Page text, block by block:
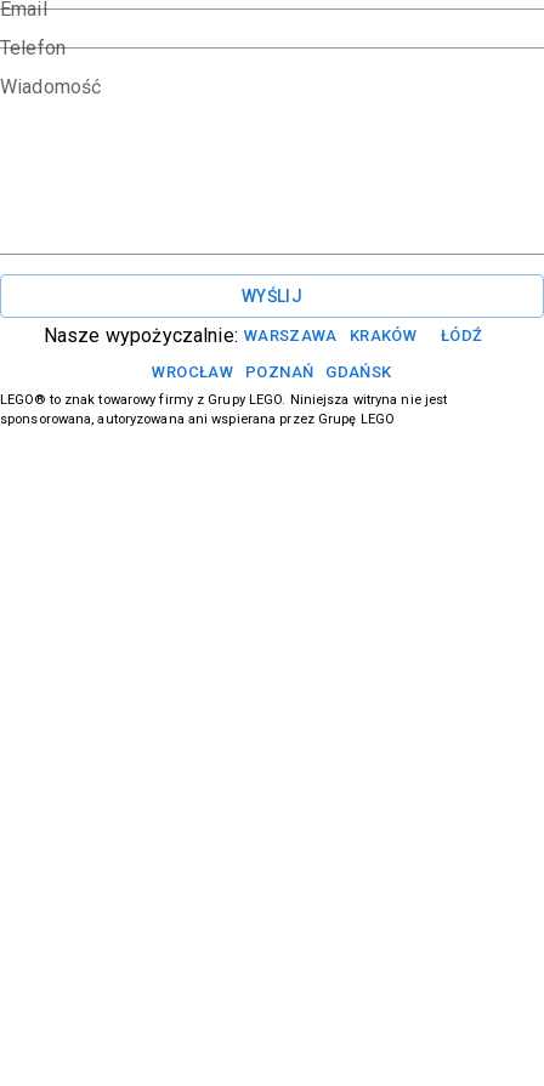
Email
Telefon
Wiadomość
WYŚLIJ
Nasze wypożyczalnie: WARSZAWA KRAKÓW
ŁÓDŹ
WROCŁAW
POZNAŃ GDAŃSK
LEGO® to znak towarowy firmy z Grupy LEGO. Niniejsza witryna nie jest
sponsorowana, autoryzowana ani wspierana przez Grupę LEGO